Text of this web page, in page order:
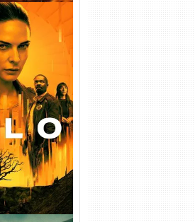
Torrent
DL
Dual Áudio